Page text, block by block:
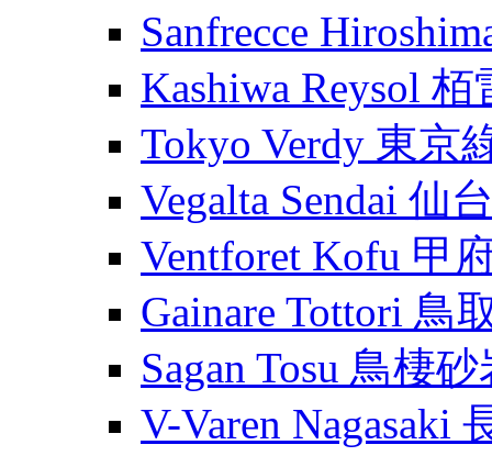
Sanfrecce
Kashiwa Reysol
Tokyo Verdy 東京
Vegalta Sendai 仙
Ventforet Kofu 甲
Gainare Tottori 鳥
Sagan Tosu 鳥棲砂
V-Varen Nagasaki